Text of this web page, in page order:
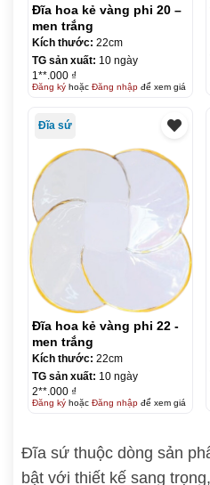
Đĩa hoa kẻ vàng phi 20 –
men trắng
Kích thước: 22cm
TG sản xuất: 10 ngày
1**.000 ₫
Đăng kýhoặc Đăng nhậpđể xem giá
Đĩa sứ
Đĩa hoa kẻ vàng phi 22 -
men trắng
Kích thước: 22cm
TG sản xuất: 10 ngày
2**.000 ₫
Đăng kýhoặc Đăng nhậpđể xem giá
Đĩa sứ thuộc dòng sản
bật với thiết kế sang